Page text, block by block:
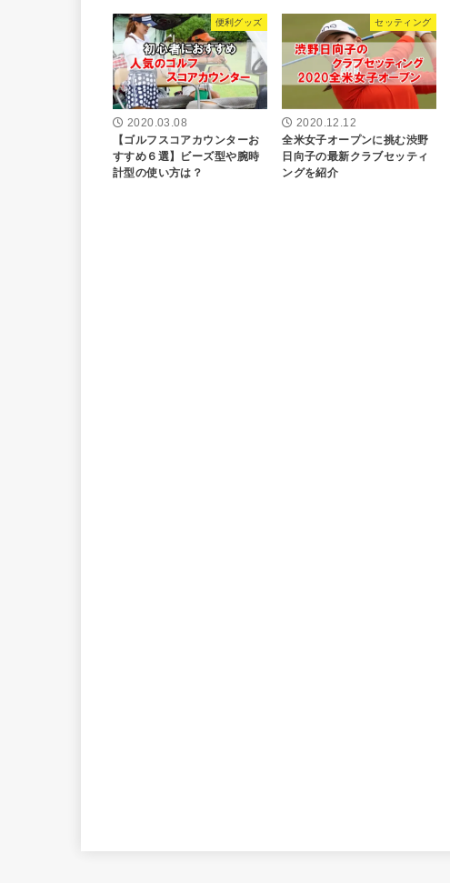
便利グッズ
2020.03.08
【ゴルフスコアカウンターお
すすめ６選】ビーズ型や腕時
計型の使い方は？
セッティング
2020.12.12
全米女子オープンに挑む渋野
日向子の最新クラブセッティ
ングを紹介